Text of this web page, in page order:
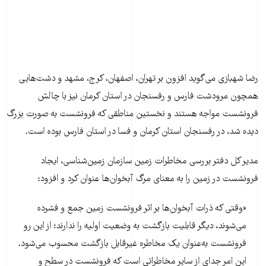
رضا شهبازی می‌گوید افزون بر تهران، اصفهان، کرج، مشهد و دشت‌هایی
همچون مرودشت فارس و رفسنجان در استان کرمان نیز با چالش
فرونشست مواجه هستند و نخستین مناطقی که فرونشست به صورت بزرگ
دیده شد، در رفسنجان استان کرمان و فسا در استان فارس بوده است.
مدیر کل دفتر بررسی مخاطرات زمین سازمان زمین‌شناسی، ایجاد
فرونشست در زمین را به معنای مرگ آبخوان‌ها عنوان کرد و افزود:
«وقتی که ذرات آبخوان‌ها بر اثر فرونشست زمین جمع و فشرده
می‌شوند، دیگر قابلیت بازگشت به وضعیت اولیه را ندارند؛ از این رو
فرونشست به‌عنوان یک مخاطره غیرقابل بازگشت محسوب می‌شود.
این امر جدای از سایر مخاطراتی است که فرونشست در سطح و